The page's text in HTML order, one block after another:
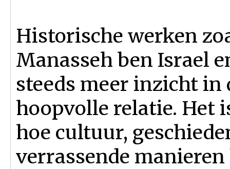
Historische werken
Manasseh ben Israel
steeds meer inzicht in
hoopvolle relatie. Het
hoe cultuur,
verrassende